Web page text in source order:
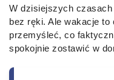
W dzisiejszych
bez ręki. Ale wakacje
przemyśleć, co
spokojnie zostawić w